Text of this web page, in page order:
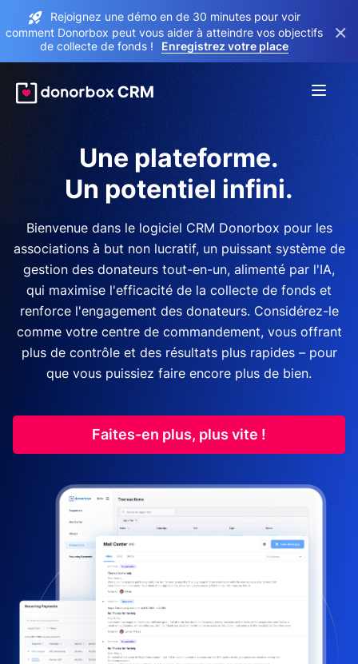
Rejoignez une démo en de 30 minutes pour voir
comment Donorbox peut vous aider à atteindre vos objectifs
de collecte de fonds !
Enregistrez votre place
×
Une plateforme.
Un potentiel infini.
Bienvenue dans le logiciel CRM Donorbox pour les
associations à but non lucratif, un puissant système de
gestion des donateurs tout-en-un, alimenté par l'IA,
qui maximise l'efficacité de la collecte de fonds et
renforce l'engagement des donateurs. Considérez-le
comme votre centre de commandement, vous offrant
plus de contrôle et des résultats plus rapides – pour
que vous puissiez faire encore plus de bien.
Faites-en plus, plus vite !